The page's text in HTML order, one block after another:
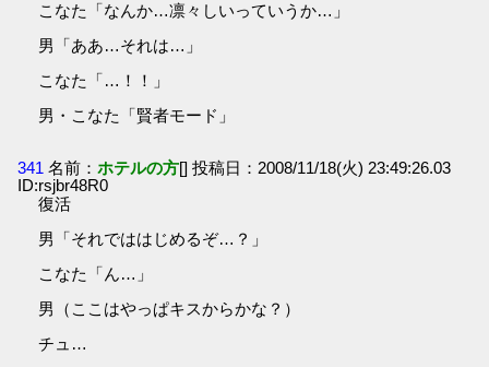
こなた「なんか…凛々しいっていうか…」
男「ああ…それは…」
こなた「…！！」
男・こなた「賢者モード」
341 名前：ホテルの方[] 投稿日：2008/11/18(火) 23:49:26.03
ID:rsjbr48R0
復活
男「それでははじめるぞ…？」
こなた「ん…」
男（ここはやっぱキスからかな？）
チュ…